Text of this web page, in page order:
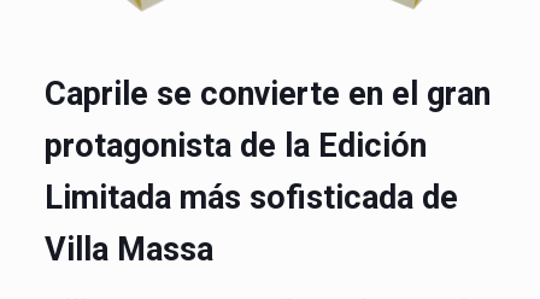
Caprile se convierte en el gran
protagonista de la Edición
Limitada más sofisticada de
Villa Massa